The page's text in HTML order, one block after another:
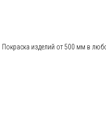
Покраска изделий от 500 мм в